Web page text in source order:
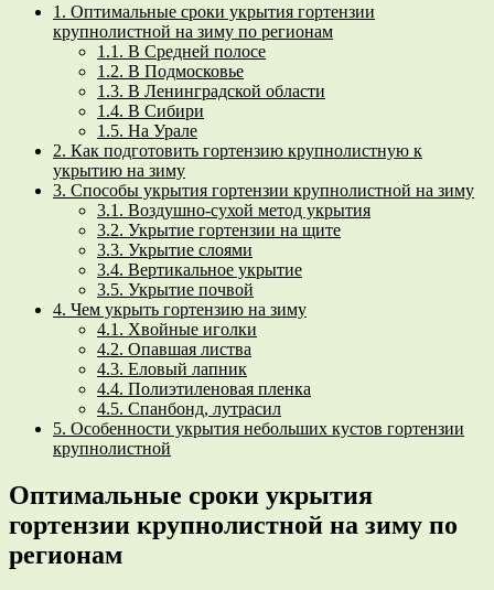
1. Оптимальные сроки укрытия гортензии
крупнолистной на зиму по регионам
1.1. В Средней полосе
1.2. В Подмосковье
1.3. В Ленинградской области
1.4. В Сибири
1.5. На Урале
2. Как подготовить гортензию крупнолистную к
укрытию на зиму
3. Способы укрытия гортензии крупнолистной на зиму
3.1. Воздушно-сухой метод укрытия
3.2. Укрытие гортензии на щите
3.3. Укрытие слоями
3.4. Вертикальное укрытие
3.5. Укрытие почвой
4. Чем укрыть гортензию на зиму
4.1. Хвойные иголки
4.2. Опавшая листва
4.3. Еловый лапник
4.4. Полиэтиленовая пленка
4.5. Спанбонд, лутрасил
5. Особенности укрытия небольших кустов гортензии
крупнолистной
Оптимальные сроки укрытия
гортензии крупнолистной на зиму по
регионам